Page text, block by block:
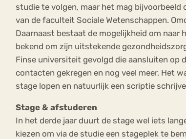
studie te volgen, maar het mag bijvoorbeeld
van de faculteit Sociale Wetenschappen.
Daarnaast bestaat de mogelijkheid om naar
bekend om zijn uitstekende
Finse universiteit gevolgd die aansluiten op
contacten gekregen en nog veel meer. Het
stage lopen en natuurlijk een scriptie
Stage & afstuderen
In het derde jaar duurt de stage wel iets
kiezen om via de studie een stageplek te